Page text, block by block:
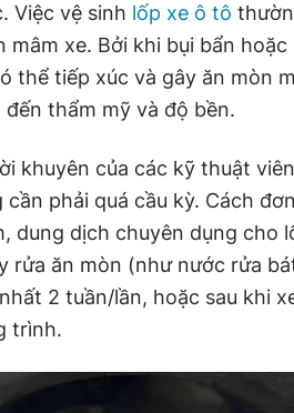
Việc vệ sinh lốp xe ô tô
xe. Bởi khi bụi bẩn hoặc
thể tiếp xúc và gây ăn mòn
thẩm mỹ và độ bền.
khuyên của các kỹ thuật
phải quá cầu kỳ. Cách
dung dịch chuyên dụng cho
rửa ăn mòn (như nước rửa
2 tuần/lần, hoặc sau khi
trình.